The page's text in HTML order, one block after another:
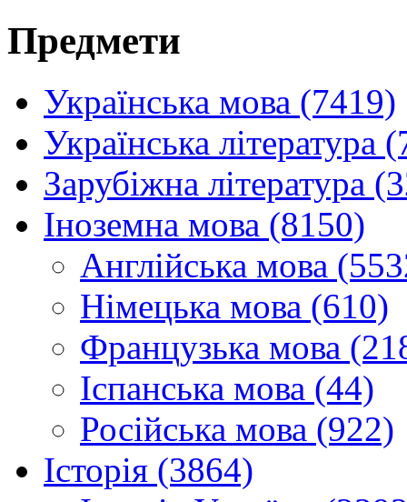
Предмети
Українська мова (7419)
Українська література
Зарубіжна література
Іноземна мова (8150)
Англійська мова
Німецька мова (610)
Французька мова
Іспанська мова (44)
Російська мова (922)
Історія (3864)